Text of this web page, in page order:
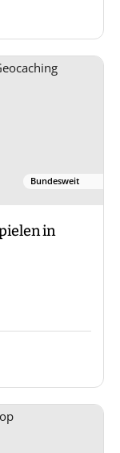
Bundesweit
in